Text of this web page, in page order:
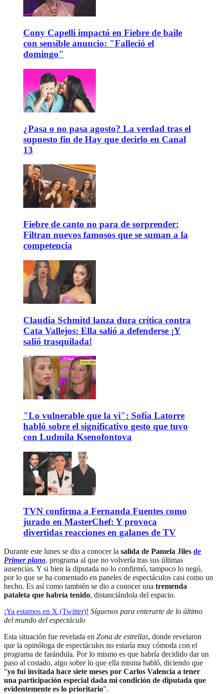
Cony Capelli impactó en Fiebre de baile
con sensible anuncio: "Falleció el
domingo"
¿Pasa o no pasa agosto? La verdad tras el
supuesto fin de Hay que decirlo en Canal
13
Fiebre de canto no para de sorprender:
Filtran nuevos famosos que se suman a la
competencia
Claudia Schmitd lanza dura crítica contra
Cata Vallejos: Ella salió a defenderse ¡Y
salió trasquilada!
"Lo vulnerable que la vi": Sofía Latorre
habló sobre el significativo gesto que tuvo
con Ludmila Ksenofontova
TVN confirma a Fernanda Fuentes como
jurado en MasterChef: Y provoca
divertidas reacciones en galanes de TV
Durante este lunes se dio a conocer la salida de Pamela Jiles de
Primer plano, programa al que no volvería tras sus últimas
ausencias. Y si bien la diputada no lo confirmó, tampoco lo negó,
por lo que se ha comentado en paneles de espectáculos casi como un
hecho. Es así como también se dio a conocer una tremenda
pataleta que habría tenido, distanciándola del espacio.
¡Ya estamos en X (Twitter)! Síguenos para enterarte de lo último
del mundo del espectáculo
Esta situación fue revelada en Zona de estrellas, donde revelaron
que la opinóloga de espectáculos no estaría muy cómoda con el
programa de farándula. Por lo mismo es que habría decidido dar un
paso al costado, algo sobre lo que ella misma habló, diciendo que
"yo fui invitada hace siete meses por Carlos Valencia a tener
una participación especial dada mi condición de diputada que
evidentemente es lo prioritario".